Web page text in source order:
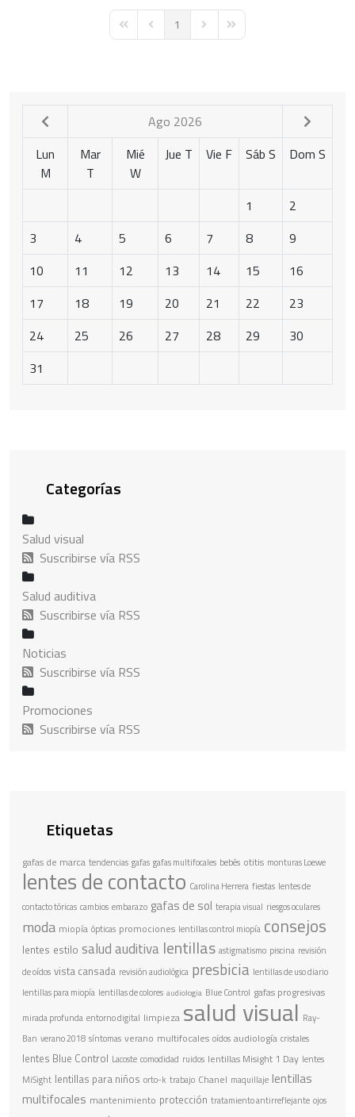
First PagePrevious Page
1 Next PageLast Page
Ago 2026
Lun
M
Mar
T
Mié
W
Jue T Vie F Sáb S Dom S
1
2
3
4 5 6 7 8
9
10
11 12 13 14 15
16
17
18 19 20 21 22
23
24
25 26 27 28 29
30
31
Categorías
Salud visual
Suscribirse vía RSS
Salud auditiva
Suscribirse vía RSS
Noticias
Suscribirse vía RSS
Promociones
Suscribirse vía RSS
Etiquetas
gafas de marca tendencias gafas gafas multifocales bebés otitis monturas Loewe
lentes de contacto Carolina Herrera fiestas lentes de
contacto tóricas cambios embarazo gafas de sol terapia visual riesgos oculares
moda miopía ópticas promociones lentillas control miopía consejos
lentes estilo salud auditiva lentillas astigmatismo piscina revisión
de oídos vista cansada revisión audiológica presbicia lentillas de uso diario
lentillas para miopía lentillas de colores audiologia Blue Control gafas progresivas
mirada profunda entorno digital limpieza salud visual Ray-
Ban verano 2018 síntomas verano multifocales oídos audiología cristales
lentes Blue Control Lacoste comodidad ruidos lentillas Misight 1 Day lentes
MiSight lentillas para niños orto-k trabajo Chanel maquillaje lentillas
multifocales mantenimiento protección tratamiento antirreflejante ojos